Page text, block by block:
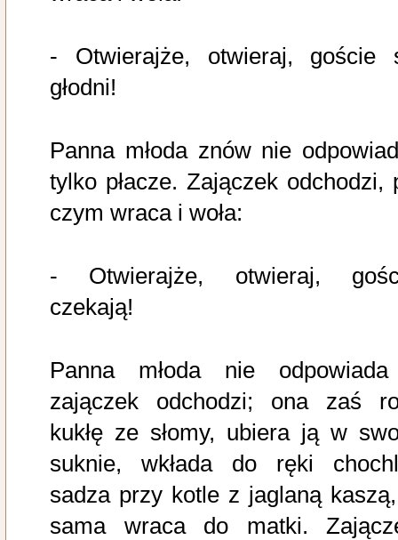
- Otwierajże, otwieraj, goście
głodni!
Panna młoda znów nie
tylko płacze. Zajączek odchodzi,
czym wraca i woła:
- Otwierajże, otwieraj,
czekają!
Panna młoda nie
zajączek odchodzi; ona zaś
kukłę ze słomy, ubiera ją w
suknie, wkłada do ręki
sadza przy kotle z jaglaną
sama wraca do matki.